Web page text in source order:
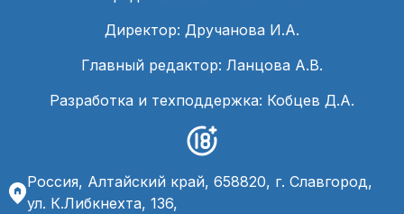
Директор: Дручанова И.А.
Главный редактор: Ланцова А.В.
Разработка и техподдержка: Кобцев Д.А.
Россия, Алтайский край, 658820, г. Славгород,
ул. К.Либкнехта, 136,